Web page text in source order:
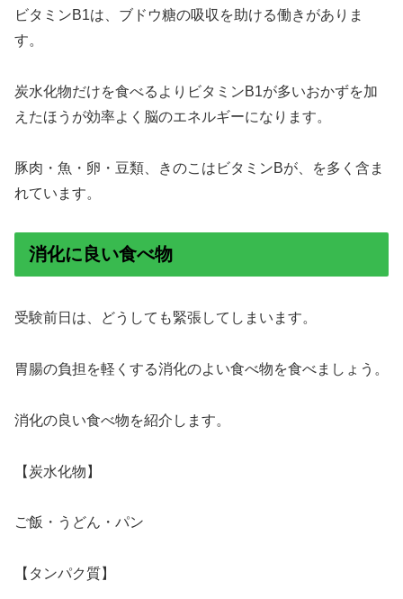
ビタミンB1は、ブドウ糖の吸収を助ける働きがありま
す。
炭水化物だけを食べるよりビタミンB1が多いおかずを加
えたほうが効率よく脳のエネルギーになります。
豚肉・魚・卵・豆類、きのこはビタミンBが、を多く含ま
れています。
消化に良い食べ物
受験前日は、どうしても緊張してしまいます。
胃腸の負担を軽くする消化のよい食べ物を食べましょう。
消化の良い食べ物を紹介します。
【炭水化物】
ご飯・うどん・パン
【タンパク質】